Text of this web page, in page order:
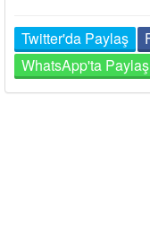
Twitter'da Paylaş
WhatsApp'ta Paylaş